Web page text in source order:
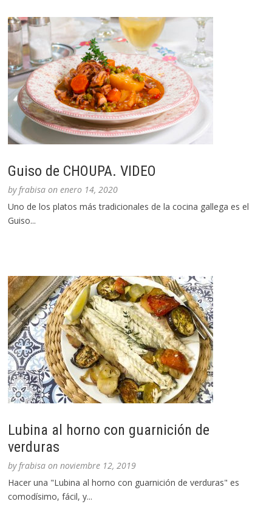
Guiso de CHOUPA. VIDEO
byfrabisa onenero 14, 2020
Uno de los platos más tradicionales de la cocina gallega es el
Guiso...
Lubina al horno con guarnición de
verduras
byfrabisa onnoviembre 12, 2019
Hacer una "Lubina al horno con guarnición de verduras" es
comodísimo, fácil, y...